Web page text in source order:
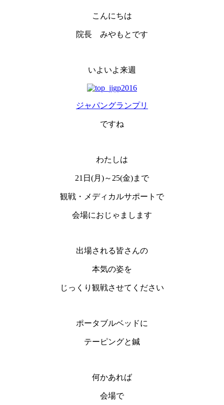
こんにちは
院長 みやもとです
いよいよ来週
ジャパングランプリ
ですね
わたしは
21日(月)～25(金)まで
観戦・メディカルサポートで
会場におじゃまします
出場される皆さんの
本気の姿を
じっくり観戦させてください
ポータブルベッドに
テーピングと鍼
何かあれば
会場で